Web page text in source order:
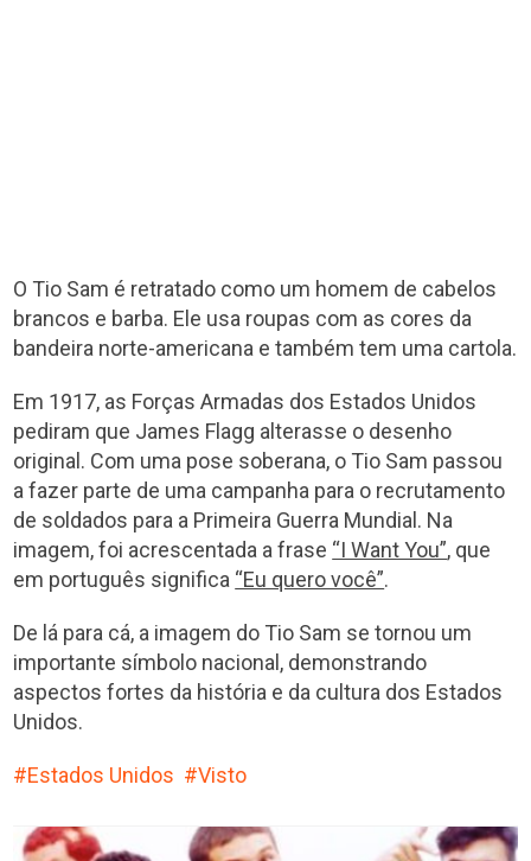
O Tio Sam é retratado como um homem de cabelos
brancos e barba. Ele usa roupas com as cores da
bandeira norte-americana e também tem uma cartola.
Em 1917, as Forças Armadas dos Estados Unidos
pediram que James Flagg alterasse o desenho
original. Com uma pose soberana, o Tio Sam passou
a fazer parte de uma campanha para o recrutamento
de soldados para a Primeira Guerra Mundial. Na
imagem, foi acrescentada a frase “I Want You”, que
em português significa “Eu quero você”.
De lá para cá, a imagem do Tio Sam se tornou um
importante símbolo nacional, demonstrando
aspectos fortes da história e da cultura dos Estados
Unidos.
Estados Unidos Visto